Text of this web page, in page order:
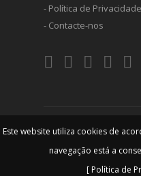
Este website utiliza cookies de
navegação está a
[ Política de
- Política de
- Contacte-nos
© 2026 Ferlin -
são